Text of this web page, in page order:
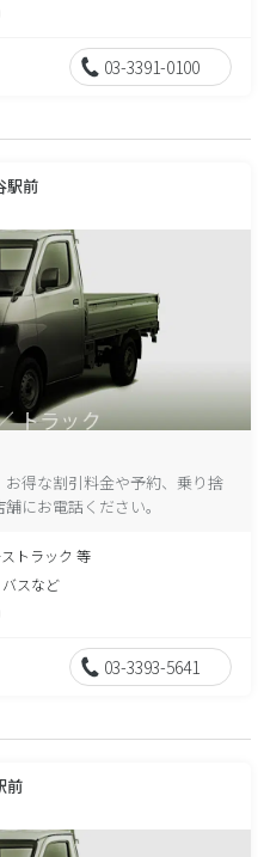
03-3391-0100
駅前
得な割引料金や予約、乗り捨
にお電話ください。
トラック 等
バスなど
03-3393-5641
前